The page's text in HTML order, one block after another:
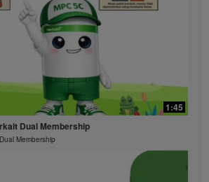
1:45
Dual Membership
Membership